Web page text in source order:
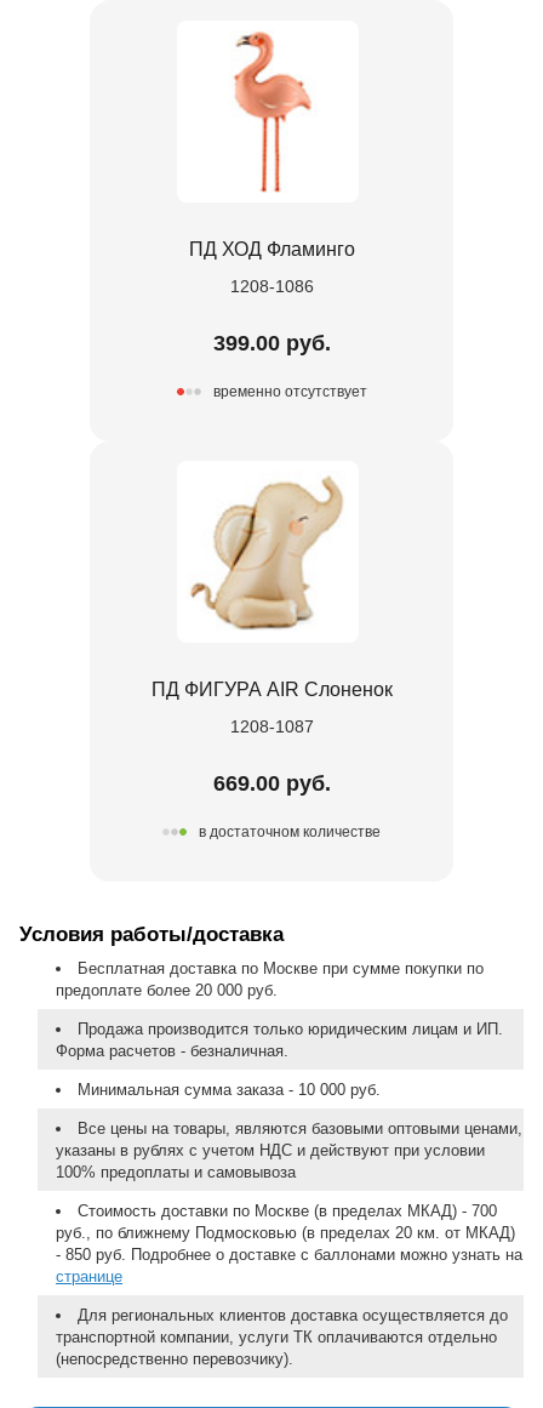
ПД ХОД Фламинго
1208-1086
399.00 руб.
временно отсутствует
ПД ФИГУРА AIR Слоненок
1208-1087
669.00 руб.
в достаточном количестве
Условия работы/доставка
Бесплатная доставка по Москве при сумме покупки по
предоплате более 20 000 руб.
Продажа производится только юридическим лицам и ИП.
Форма расчетов - безналичная.
Минимальная сумма заказа - 10 000 руб.
Все цены на товары, являются базовыми оптовыми ценами,
указаны в рублях с учетом НДС и действуют при условии
100% предоплаты и самовывоза
Стоимость доставки по Москве (в пределах МКАД) - 700
руб., по ближнему Подмосковью (в пределах 20 км. от МКАД)
- 850 руб. Подробнее о доставке с баллонами можно узнать на
странице
Для региональных клиентов доставка осуществляется до
транспортной компании, услуги ТК оплачиваются отдельно
(непосредственно перевозчику).